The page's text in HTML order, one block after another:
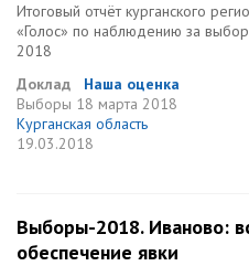
Итоговый отчёт курганского
«Голос» по наблюдению за
2018
Доклад
Наша оценка
Выборы 18 марта 2018
Курганская область
19.03.2018
Выборы-2018. Иваново:
обеспечение явки